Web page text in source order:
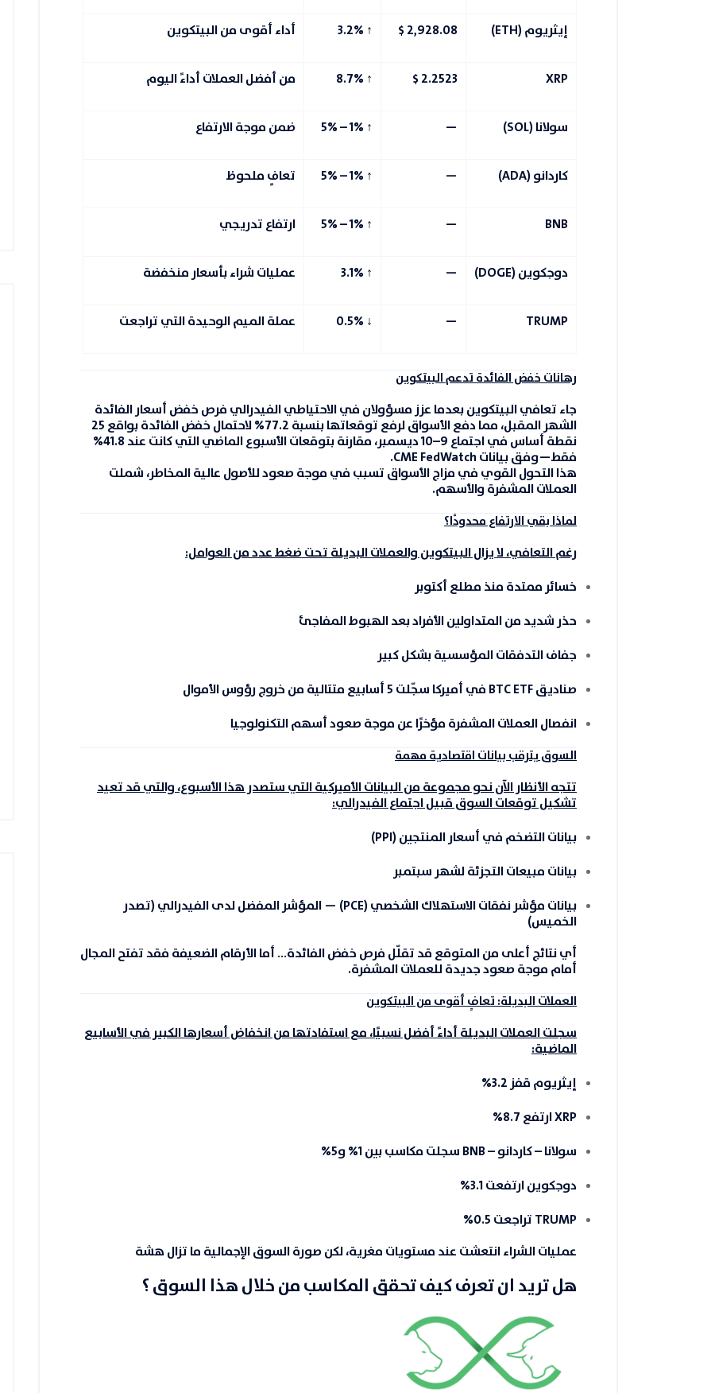
إيثريوم (ETH) 2,928.08 $
↑
3.2% أداء أقوى من البيتكوين
XRP
2.2523 $
↑
8.7% من أفضل العملات أداءً اليوم
سولانا (SOL) —
↑
1% – 5% ضمن موجة الارتفاع
كاردانو (ADA) —
↑
1% – 5% تعافٍ ملحوظ
BNB
—
↑
1% – 5% ارتفاع تدريجي
دوجكوين (DOGE) —
↑
3.1% عمليات شراء بأسعار منخفضة
TRUMP
—
↓
0.5% عملة الميم الوحيدة التي تراجعت
رهانات خفض الفائدة تدعم البيتكوين
جاء تعافي البيتكوين بعدما عزز مسؤولان في الاحتياطي الفيدرالي فرص خفض أسعار الفائدة
الشهر المقبل، مما دفع الأسواق لرفع توقعاتها بنسبة77.2% لاحتمال خفض الفائدة بواقع25
نقطة أساسفي اجتماع 9–10 ديسمبر، مقارنة بتوقعات الأسبوع الماضي التي كانت عند 41.8%
فقط—وفق بياناتCME FedWatch
.
هذا التحول القوي في مزاج الأسواق تسبب في موجة صعود للأصول عالية المخاطر، شملت
العملات المشفرة والأسهم.
لماذا بقي الارتفاع محدودًا؟
رغم التعافي، لا يزال البيتكوين والعملات البديلة تحت ضغط عدد من العوامل:
خسائر ممتدة منذ مطلع أكتوبر
حذر شديد من المتداولين الأفراد بعد الهبوط المفاجئ
جفاف التدفقات المؤسسية بشكل كبير
صناديق BTC ETF في أميركا سجّلت
5 أسابيع متتالية
من خروج رؤوس الأموال
انفصال العملات المشفرة مؤخرًا عن موجة صعود أسهم التكنولوجيا
السوق يترقب بيانات اقتصادية مهمة
تتجه الأنظار الآن نحو مجموعة من البيانات الأميركية التي ستصدر هذا الأسبوع، والتي قد تعيد
تشكيل توقعات السوق قبيل اجتماع الفيدرالي:
بيانات التضخم في أسعار المنتجين (PPI)
بيانات مبيعات التجزئة لشهر سبتمبر
بيانات مؤشر نفقات الاستهلاك الشخصي (PCE)
— المؤشر المفضل لدى الفيدرالي (تصدر
الخميس)
أي نتائج أعلى من المتوقع قد تقلّل فرص خفض الفائدة… أما الأرقام الضعيفة فقد تفتح المجال
أمام موجة صعود جديدة للعملات المشفرة.
العملات البديلة: تعافٍ أقوى من البيتكوين
سجلت العملات البديلة أداءً أفضل نسبيًا، مع استفادتها من انخفاض أسعارها الكبير في الأسابيع
الماضية:
إيثريومقفز3.2%
XRPارتفع8.7%
سولانا – كاردانو – BNB
سجلت مكاسب بين1% و5%
دوجكوينارتفعت3.1%
TRUMPتراجعت0.5%
عمليات الشراء انتعشت عند مستويات مغرية، لكن صورة السوق الإجمالية ما تزال هشة
هل تريد ان تعرف كيف تحقق المكاسب من خلال هذا السوق ؟